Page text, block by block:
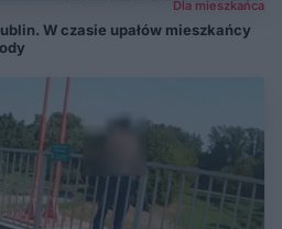
Dla mieszkańca
W czasie upałów mieszkańcy